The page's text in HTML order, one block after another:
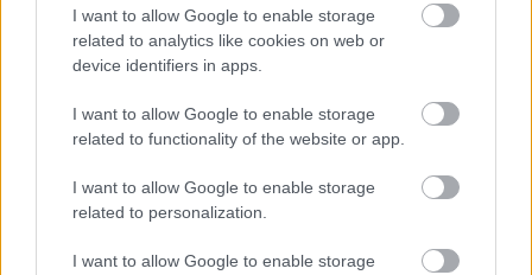
I want to allow Google to enable storage
related to analytics like cookies on web or
device identifiers in apps.
I want to allow Google to enable storage
related to functionality of the website or app.
I want to allow Google to enable storage
related to personalization.
I want to allow Google to enable storage
HÍRDETÉS
HÍRDETÉS
HÍRDETÉS